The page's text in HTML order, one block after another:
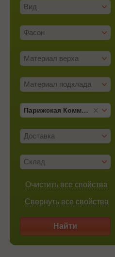
Вид
Фасон
Материал верха
Материал подклада
Парижская Коммуна
Доставка
Склад
Очистить все свойства
Свернуть все свойства
Найти